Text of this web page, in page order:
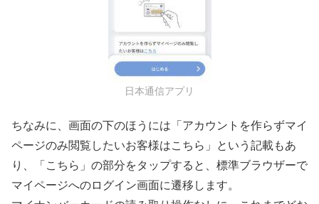
日本通信アプリ
ちなみに、画面の下のほうには「アカウントを作らずマイ
ページのみ閲覧したいお客様はこちら」という記載もあ
り、「こちら」の部分をタップすると、標準ブラウザーで
マイページへのログイン画面に遷移します。